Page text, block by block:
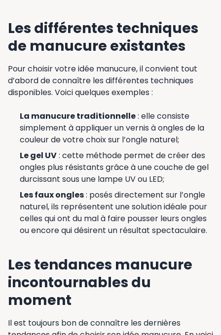
Les différentes techniques
de manucure existantes
Pour choisir votre idée manucure, il convient tout
d’abord de connaître les différentes techniques
disponibles. Voici quelques exemples :
La manucure traditionnelle: elle consiste
simplement à appliquer un vernis à ongles de la
couleur de votre choix sur l’ongle naturel;
Le gel UV: cette méthode permet de créer des
ongles plus résistants grâce à une couche de gel
durcissant sous une lampe UV ou LED;
Les faux ongles: posés directement sur l’ongle
naturel, ils représentent une solution idéale pour
celles qui ont du mal à faire pousser leurs ongles
ou encore qui désirent un résultat spectaculaire.
Les tendances manucure
incontournables du
moment
Il est toujours bon de connaître les dernières